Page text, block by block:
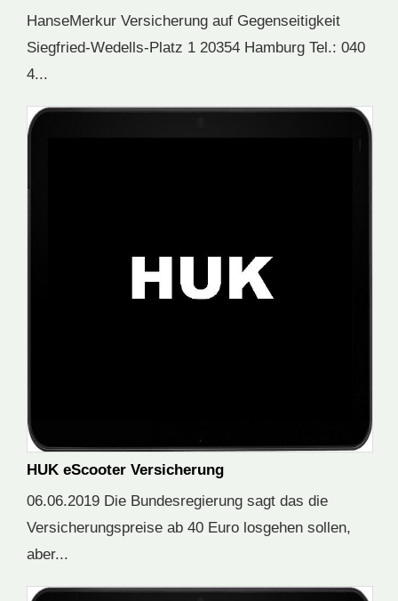
HanseMerkur Versicherung auf Gegenseitigkeit
Siegfried-Wedells-Platz 1 20354 Hamburg Tel.: 040
4...
HUK eScooter Versicherung
06.06.2019 Die Bundesregierung sagt das die
Versicherungspreise ab 40 Euro losgehen sollen,
aber...